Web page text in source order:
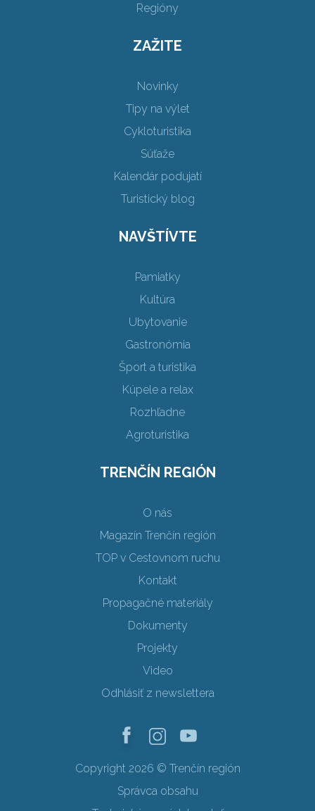
Regióny
ZAŽITE
Novinky
Tipy na výlet
Cykloturistika
Súťaže
Kalendár podujatí
Turistický blog
NAVŠTÍVTE
Pamiatky
Kultúra
Ubytovanie
Gastronómia
Šport a turistika
Kúpele a relax
Rozhľadne
Agroturistika
TRENČÍN REGIÓN
O nás
Magazín Trenčín región
TOP v Cestovnom ruchu
Kontakt
Propagačné materiály
Dokumenty
Projekty
Video
Odhlásiť z newslettera
Copyright 2026 © Trenčín región
Správca obsahu